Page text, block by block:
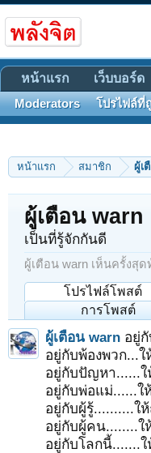
หน้าแรก สมาชิก ผู้เ
ผู้เตือน warn
เป็นที่รู้จักกันดี
ผู้เตือน warn เห็นครั้งสุด
โปรไฟล์โพสต์
การโพสต์
ผู้เตือน warn อยู่
อยู่กับพ้องพวก...ใ
อยู่กับปัญหา......ใ
อยู่กับพ่อแม่......
อยู่กับผู้รู้..........ใ
อยู่กับผู้คน........ใ
อยู่กับโลกนี้.......
หน้าแรก เว็บบอร์ด
Moderators โปรไฟล์ที่